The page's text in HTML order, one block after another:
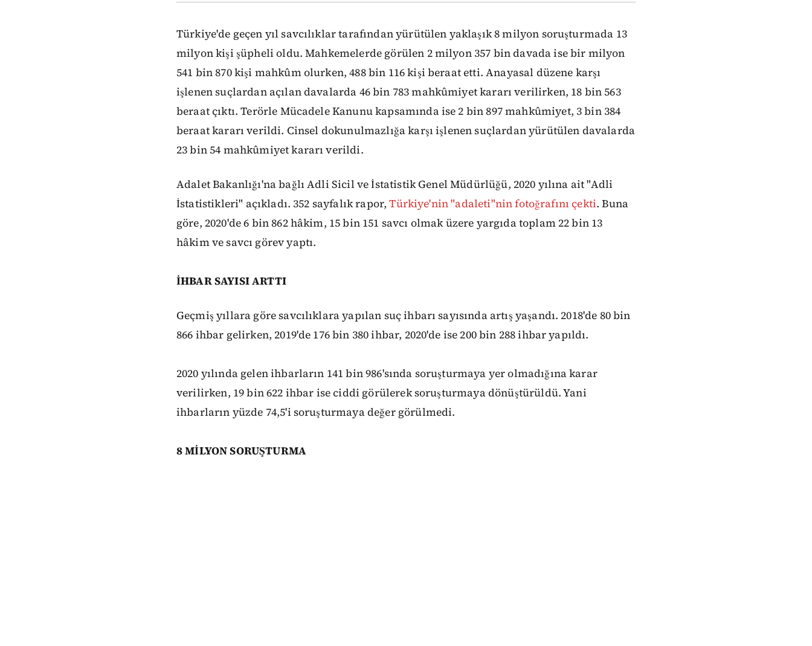
Türkiye'de geçen yıl savcılıklar tarafından yürütülen yaklaşık 8 milyon soruşturmada 13
milyon kişi şüpheli oldu. Mahkemelerde görülen 2 milyon 357 bin davada ise bir milyon
541 bin 870 kişi mahkûm olurken, 488 bin 116 kişi beraat etti. Anayasal düzene karşı
işlenen suçlardan açılan davalarda 46 bin 783 mahkûmiyet kararı verilirken, 18 bin 563
beraat çıktı. Terörle Mücadele Kanunu kapsamında ise 2 bin 897 mahkûmiyet, 3 bin 384
beraat kararı verildi. Cinsel dokunulmazlığa karşı işlenen suçlardan yürütülen davalarda
23 bin 54 mahkûmiyet kararı verildi.
Adalet Bakanlığı'na bağlı Adli Sicil ve İstatistik Genel Müdürlüğü, 2020 yılına ait "Adli
İstatistikleri" açıkladı. 352 sayfalık rapor, Türkiye'nin "adaleti"nin fotoğrafını çekti. Buna
göre, 2020'de 6 bin 862 hâkim, 15 bin 151 savcı olmak üzere yargıda toplam 22 bin 13
hâkim ve savcı görev yaptı.
İHBAR SAYISI ARTTI
Geçmiş yıllara göre savcılıklara yapılan suç ihbarı sayısında artış yaşandı. 2018'de 80 bin
866 ihbar gelirken, 2019'de 176 bin 380 ihbar, 2020'de ise 200 bin 288 ihbar yapıldı.
2020 yılında gelen ihbarların 141 bin 986'sında soruşturmaya yer olmadığına karar
verilirken, 19 bin 622 ihbar ise ciddi görülerek soruşturmaya dönüştürüldü. Yani
ihbarların yüzde 74,5'i soruşturmaya değer görülmedi.
8 MİLYON SORUŞTURMA